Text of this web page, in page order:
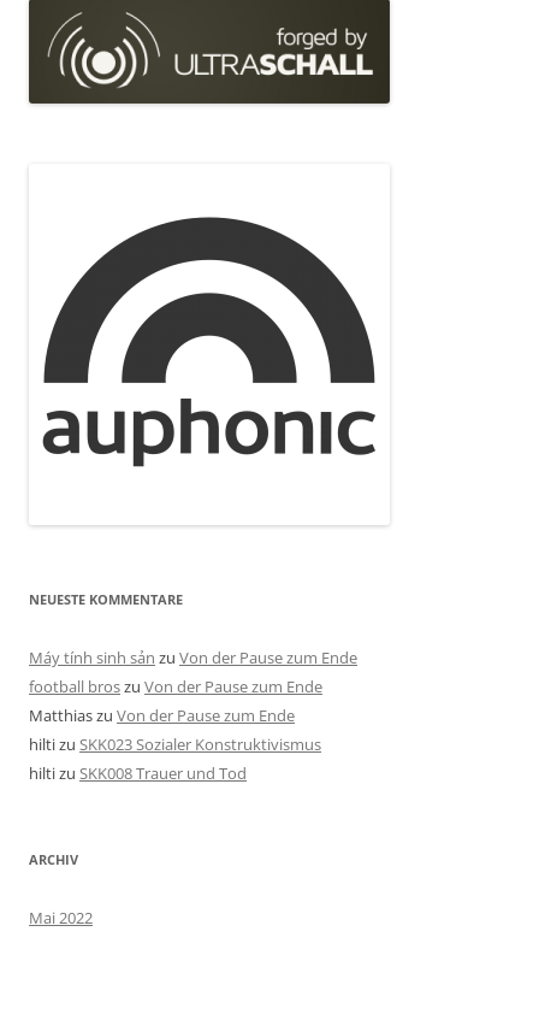
NEUESTE KOMMENTARE
Máy tính sinh sản zu Von der Pause zum Ende
football broszu Von der Pause zum Ende
Matthiaszu Von der Pause zum Ende
hiltizu SKK023 Sozialer Konstruktivismus
hiltizu SKK008 Trauer und Tod
ARCHIV
Mai 2022